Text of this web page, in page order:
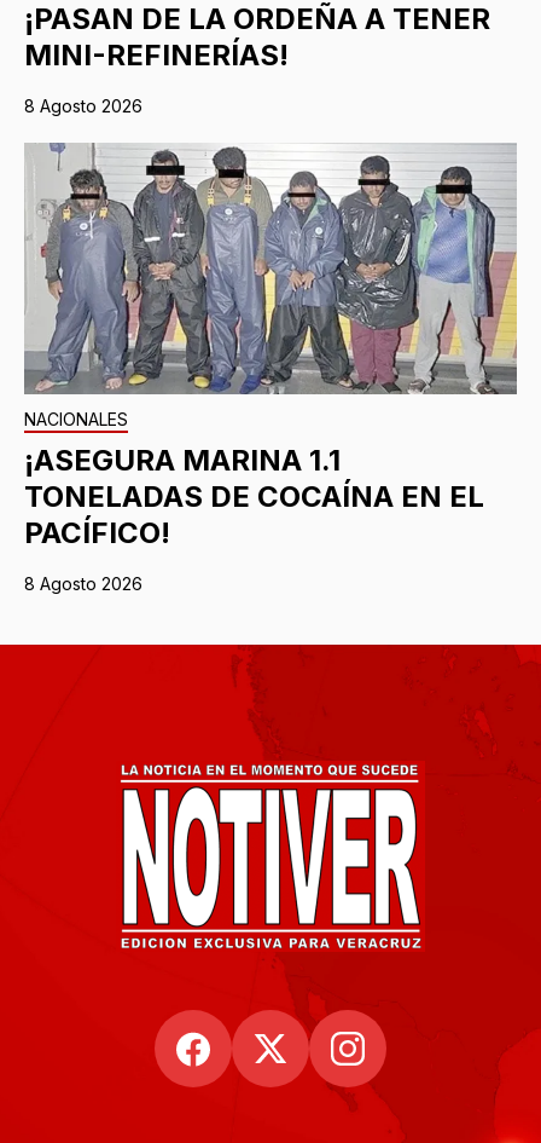
¡PASAN DE LA ORDEÑA A TENER
MINI-REFINERÍAS!
8 Agosto 2026
NACIONALES
¡ASEGURA MARINA 1.1
TONELADAS DE COCAÍNA EN EL
PACÍFICO!
8 Agosto 2026